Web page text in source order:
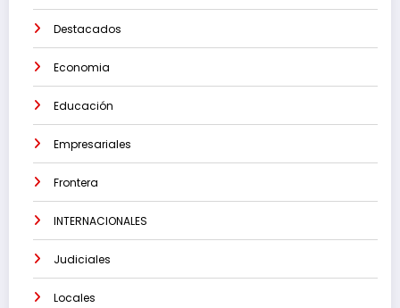
Destacados
Economia
Educación
Empresariales
Frontera
INTERNACIONALES
Judiciales
Locales